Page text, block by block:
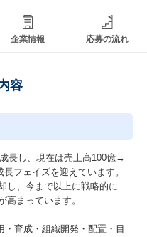
企業情報 応募の流れ
容
長し、現在は売上高100億→
フェイズを迎えています。
し、今まで以上に戦略的に
高まっています。
・育成・組織開発・配置・目